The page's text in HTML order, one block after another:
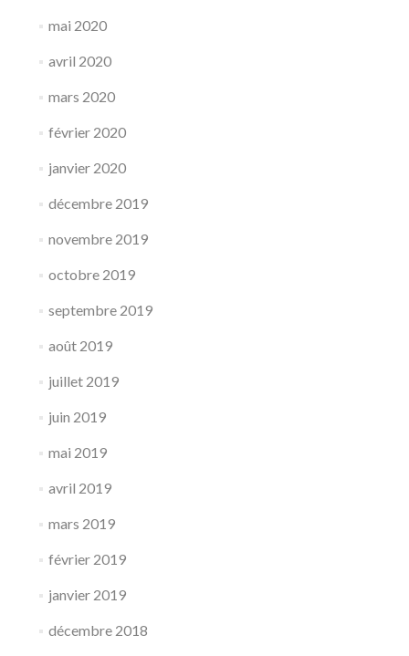
mai 2020
avril 2020
mars 2020
février 2020
janvier 2020
décembre 2019
novembre 2019
octobre 2019
septembre 2019
août 2019
juillet 2019
juin 2019
mai 2019
avril 2019
mars 2019
février 2019
janvier 2019
décembre 2018